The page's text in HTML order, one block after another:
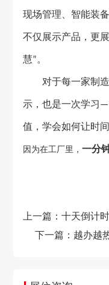
现场管理、智能装
不仅展示产品，更
慧”。
对于每一家制
示，也是一次学习
值，学会如何让时
因为在工厂里，一分
上一篇：十天倒计
即将启幕！
下一篇：越办越